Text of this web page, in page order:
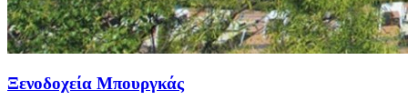
Ξενοδοχεία Μπουργκάς